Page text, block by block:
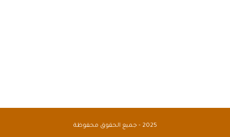
2025 - جميع الحقوق محفوظة